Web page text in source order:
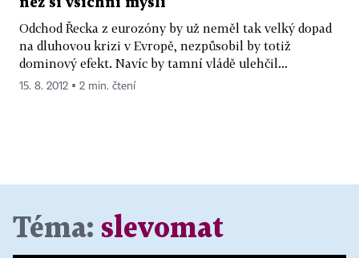
než si všichni myslí
Odchod Řecka z eurozóny by už neměl tak velký dopad
na dluhovou krizi v Evropě, nezpůsobil by totiž
dominový efekt. Navíc by tamní vládě ulehčil...
15. 8. 2012 ▪ 2 min. čtení
Téma: slevomat